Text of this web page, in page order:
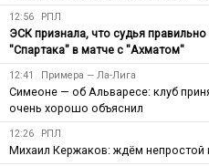
12:56 РПЛ
ЭСК признала, что судья
"Спартака" в матче с "Ахматом"
12:41 Примера — Ла-Лига
Симеоне — об Альваресе: клуб
очень хорошо объяснил
12:26 РПЛ
Михаил Кержаков: ждём непростой